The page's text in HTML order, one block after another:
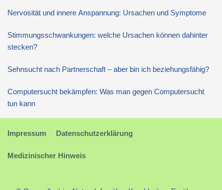
Nervosität und innere Anspannung: Ursachen und Symptome
Stimmungsschwankungen: welche Ursachen können dahinter
stecken?
Sehnsucht nach Partnerschaft – aber bin ich beziehungsfähig?
Computersucht bekämpfen: Was man gegen Computersucht
tun kann
Impressum Datenschutzerklärung
Medizinischer Hinweis